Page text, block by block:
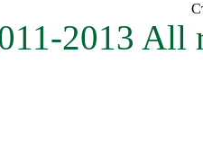
2013 All